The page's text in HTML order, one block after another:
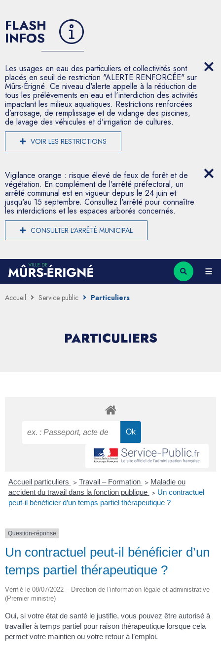
FLASH
INFOS
Les usages en eau des particuliers et collectivités sont
placés en seuil de restriction "ALERTE RENFORCÉE" sur
Mûrs-Érigné. Ce niveau d'alerte appelle à la réduction de
tous les prélèvements en eau et l'interdiction des activités
impactant les milieux aquatiques. Restrictions renforcées
d’arrosage, de remplissage et de vidange des piscines,
de lavage des véhicules et d’irrigation de cultures.
VOIR LES RESTRICTIONS
Vigilance orange : risque élevé de feux de forêt et de
végétation. En complément de l'arrêté préfectoral, un
arrêté communal est en vigueur depuis le 24 juin et
jusqu'au 15 septembre. Consultez l'arrêté pour connaître
les interdictions et les espaces arborés concernés.
CONSULTER L'ARRÊTÉ MUNICIPAL
Accueil Service public Particuliers
PARTICULIERS
Accueil particuliers > Travail – Formation > Maladie ou
accident du travail dans la fonction publique > Un contractuel
peut-il bénéficier d’un temps partiel thérapeutique ?
Question-réponse
Un contractuel peut-il bénéficier d’un
temps partiel thérapeutique ?
Vérifié le 08/07/2022 – Direction de l’information légale et administrative
(Premier ministre)
Oui, si votre état de santé le justifie, vous pouvez être autorisé à
travailler à temps partiel pour raison thérapeutique lorsque cela
permet votre maintien ou votre retour à l’emploi.